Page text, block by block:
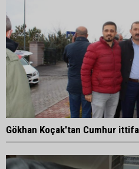
Gökhan Koçak'tan Cumhur